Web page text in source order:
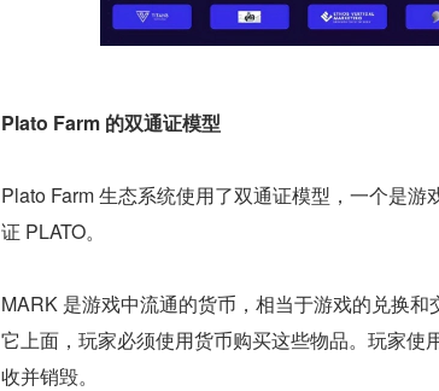
Plato Farm 的双通证模型
Plato Farm 生态系统使用了双通证模型，一个是
证 PLATO。
MARK 是游戏中流通的货币，相当于游戏的兑换
它上面，玩家必须使用货币购买这些物品。玩家使
收并销毁。